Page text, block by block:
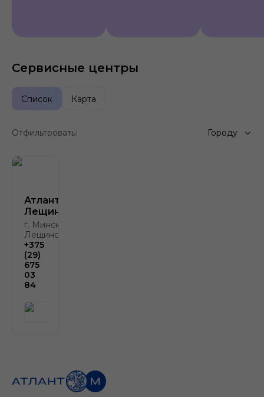
Сервисные центры
Список Карта
Отфильтровать: Городу
Атлант-М
Лещинского
г. Минск, ул.
Лещинского, 4
+375
(29)
675
03
84